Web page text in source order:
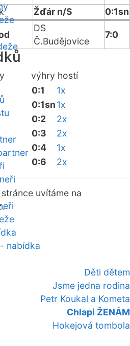
nabídka
Děti dětem
Jsme jedna rodina
Petr Koukal a Kometa
Chlapi ŽENÁM
Hokejová tombola
Žďár n/S 0:1sn
DS
Č.Budějovice
7:0
výhry hostí
0:1
1x
0:1sn1x
0:2
2x
0:3
2x
0:4
1x
0:6
2x
uvítáme na